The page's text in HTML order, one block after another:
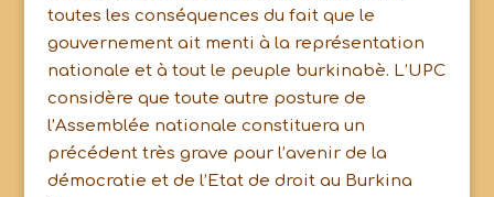
toutes les conséquences du fait que le
gouvernement ait menti à la représentation
nationale et à tout le peuple burkinabè. L’UPC
considère que toute autre posture de
l’Assemblée nationale constituera un
précédent très grave pour l’avenir de la
démocratie et de l’Etat de droit au Burkina